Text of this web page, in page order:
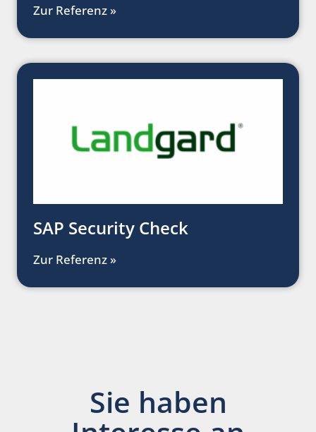
Zur Referenz »
SAP Security Check
Zur Referenz »
Sie haben